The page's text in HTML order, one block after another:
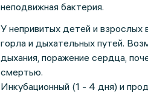
неподвижная бактерия.
У непривитых детей и взрослых
горла и дыхательных путей.
дыхания, поражение сердца,
смертью.
Инкубационный (1 - 4 дня) и